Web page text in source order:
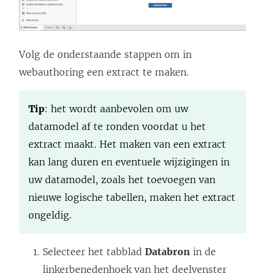
Volg de onderstaande stappen om in
webauthoring een extract te maken.
Tip: het wordt aanbevolen om uw
datamodel af te ronden voordat u het
extract maakt. Het maken van een extract
kan lang duren en eventuele wijzigingen in
uw datamodel, zoals het toevoegen van
nieuwe logische tabellen, maken het extract
ongeldig.
Selecteer het tabblad Databron in de
linkerbenedenhoek van het deelvenster